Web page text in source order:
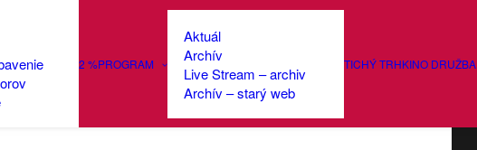
2 %PROGRAM
Aktuál
Archív
Live Stream – archiv
Archív – starý web
TICHÝ TRHKINO DRUŽBA